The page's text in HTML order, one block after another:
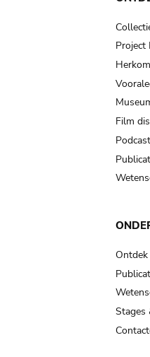
Project
Film
Stages